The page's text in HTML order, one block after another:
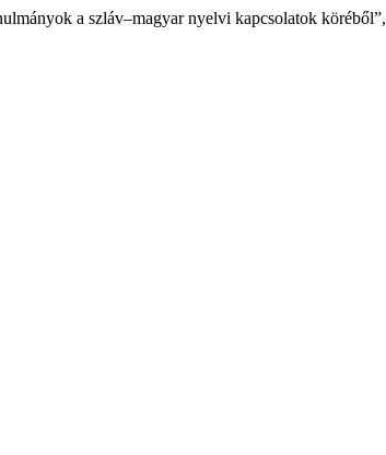
a szláv–magyar nyelvi kapcsolatok köréből”,